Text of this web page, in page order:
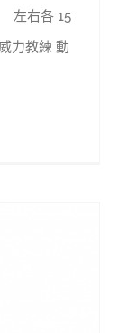
各 15
力教練 動